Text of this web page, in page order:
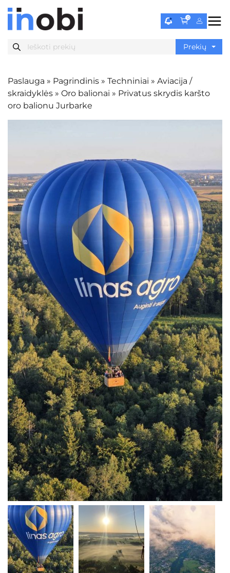
0
Paslauga » Pagrindinis » Techniniai » Aviacija /
skraidyklės » Oro balionai » Privatus skrydis karšto
oro balionu Jurbarke